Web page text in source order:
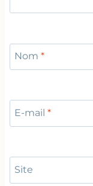
Nom *
E-mail *
Site